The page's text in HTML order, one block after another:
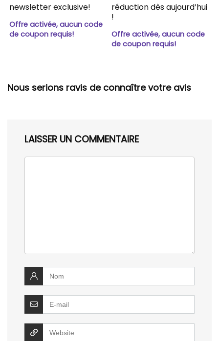
newsletter exclusive!
Offre activée, aucun code
de coupon requis!
réduction dès aujourd’hui
!
Offre activée, aucun code
de coupon requis!
Nous serions ravis de connaître votre avis
LAISSER UN COMMENTAIRE